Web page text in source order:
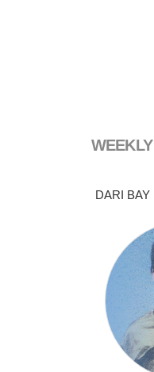
DARI BAY